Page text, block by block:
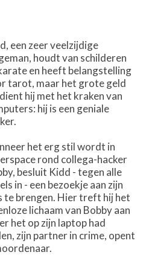
een zeer veelzijdige
houdt van schilderen
en heeft belangstelling
tarot, maar het grote geld
hij met het kraken van
hij is een geniale
het erg stil wordt in
rond collega-hacker
besluit Kidd - tegen alle
in - een bezoekje aan zijn
te brengen. Hier treft hij het
lichaam van Bobby aan
het op zijn laptop had
zijn partner in crime, opent